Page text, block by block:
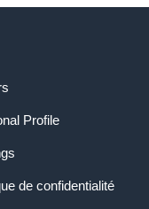
Profile
de confidentialité